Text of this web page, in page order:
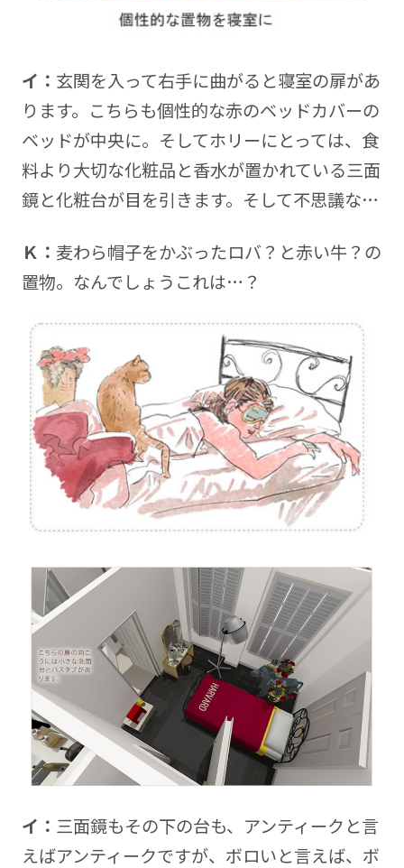
イ： 玄関を入って右手に曲がると寝室の扉があ
ります。こちらも個性的な赤のベッドカバーの
ベッドが中央に。そしてホリーにとっては、食
料より大切な化粧品と香水が置かれている三面
鏡と化粧台が目を引きます。そして不思議な…
Ｋ： 麦わら帽子をかぶったロバ？と赤い牛？の
置物。なんでしょうこれは…？
イ： 三面鏡もその下の台も、アンティークと言
えばアンティークですが、ボロいと言えば、ボ